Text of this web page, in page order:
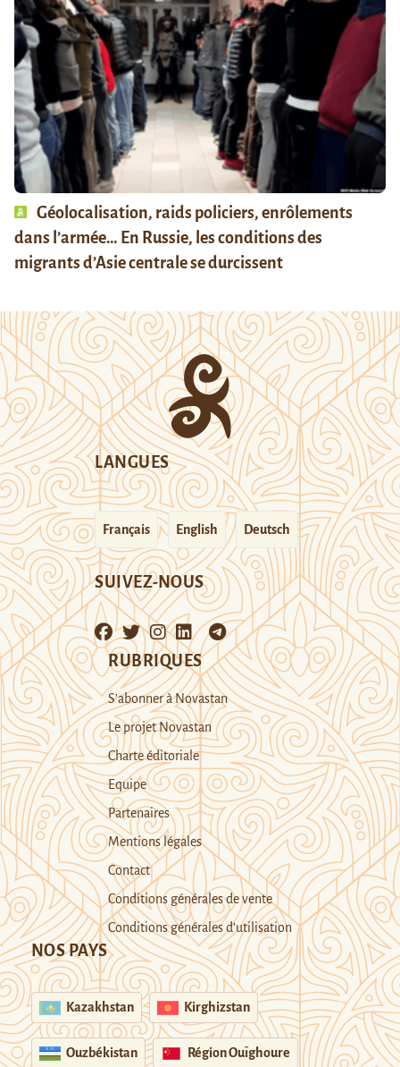
Géolocalisation, raids policiers, enrôlements
dans l’armée… En Russie, les conditions des
migrants d’Asie centrale se durcissent
LANGUES
Français English Deutsch
SUIVEZ-NOUS
RUBRIQUES
S’abonner à Novastan
Le projet Novastan
Charte éditoriale
Equipe
Partenaires
Mentions légales
Contact
Conditions générales de vente
Conditions générales d’utilisation
NOS PAYS
Kazakhstan Kirghizstan
Ouzbékistan Région Ouïghoure